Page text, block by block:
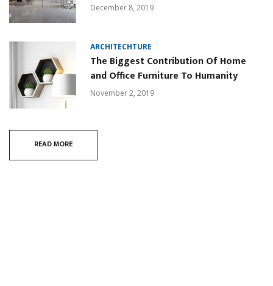
December 8, 2019
ARCHITECHTURE
The Biggest Contribution Of Home
and Office Furniture To Humanity
November 2, 2019
READ MORE